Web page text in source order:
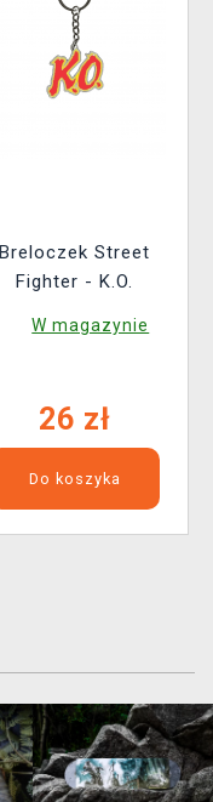
Breloczek Street
Fighter - K.O.
W magazynie
26 zł
Do koszyka